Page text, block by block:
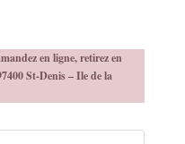
en ligne, retirez en
St-Denis – Ile de la